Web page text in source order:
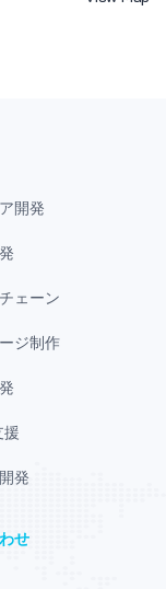
開発
ェーン
ジ制作
援
発
せ